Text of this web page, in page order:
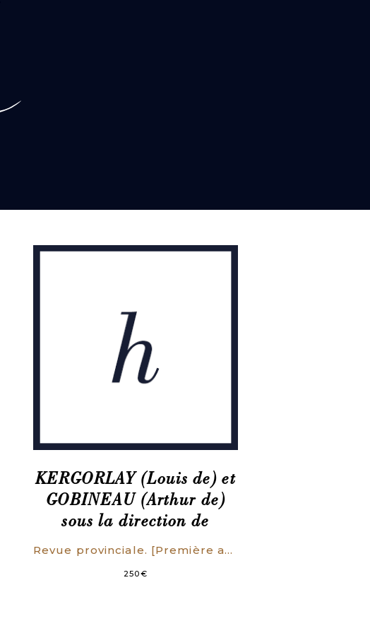
KERGORLAY (Louis de) et
GOBINEAU (Arthur de)
sous la direction de
Revue provinciale. [Première année vol. 1, n°1 (15 sept. 1848) – vol. 2, [n° 12] (août 1849) Complet].
250€